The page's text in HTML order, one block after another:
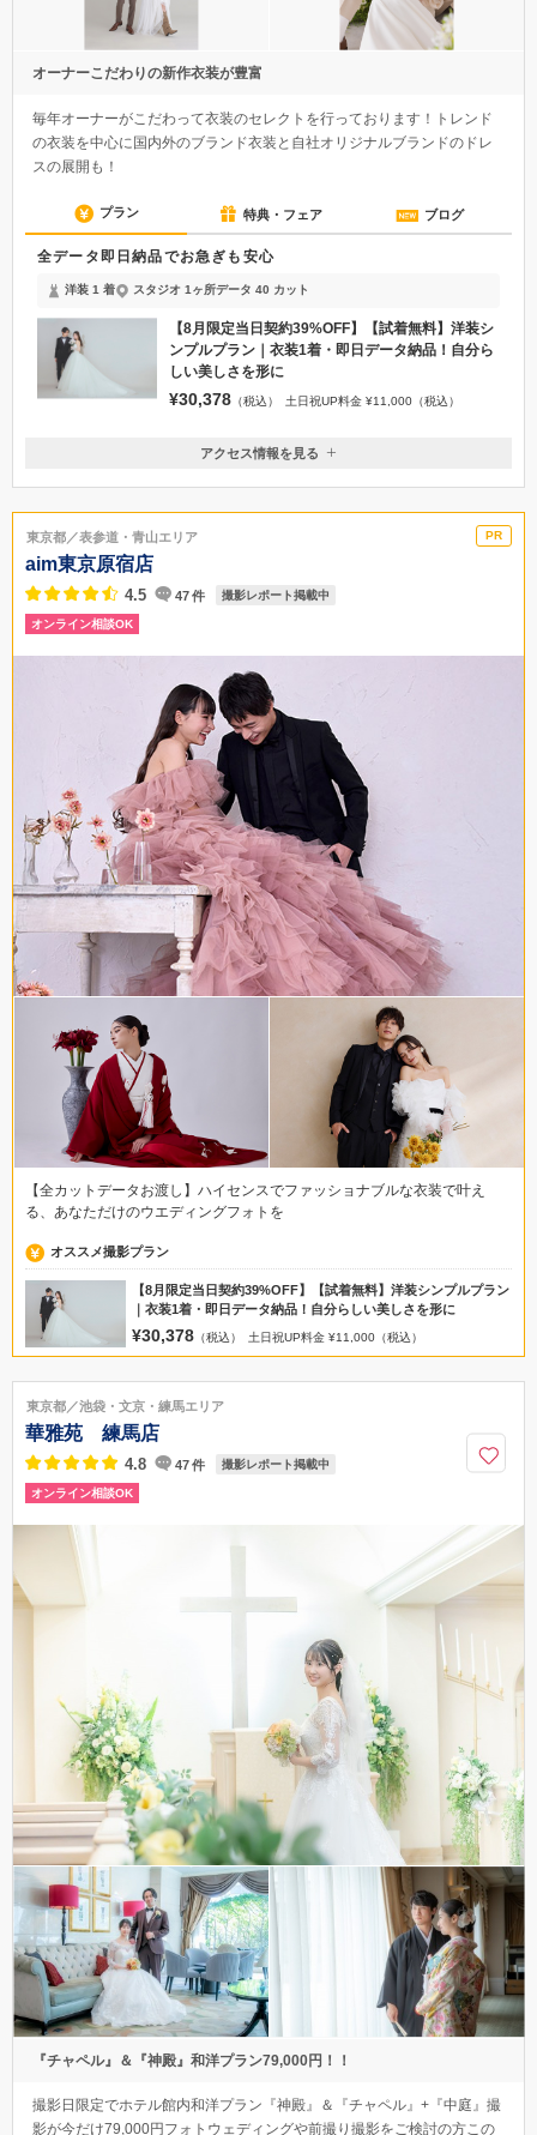
オーナーこだわりの新作衣装が豊富
毎年オーナーがこだわって衣装のセレクトを行っております！トレンド
の衣装を中心に国内外のブランド衣装と自社オリジナルブランドのドレ
スの展開も！
プラン 特典・フェア ブログ
全データ即日納品でお急ぎも安心
洋装 1 着 スタジオ 1ヶ所データ 40 カット
【8月限定当日契約39%OFF】【試着無料】洋装シ
ンプルプラン｜衣装1着・即日データ納品！自分ら
しい美しさを形に
¥30,378 （税込） 土日祝UP料金 ¥11,000（税込）
東京都渋谷区神宮前4-32-12 ニューウェーブ原宿7F
明治神宮前駅5番出口より徒歩2分 / 原宿駅 表参道口・竹下口より徒
歩5分
03-3497-0303
アクセス情報を見る
東京都／表参道・青山エリア
aim東京原宿店
4.5 47件 撮影レポート掲載中
オンライン相談OK
【全カットデータお渡し】ハイセンスでファッショナブルな衣装で叶え
る、あなただけのウエディングフォトを
オススメ撮影プラン
【8月限定当日契約39%OFF】【試着無料】洋装シンプルプラン
｜衣装1着・即日データ納品！自分らしい美しさを形に
¥30,378 （税込） 土日祝UP料金 ¥11,000（税込）
東京都／池袋・文京・練馬エリア
華雅苑 練馬店
4.8 47件 撮影レポート掲載中
オンライン相談OK
『チャペル』＆『神殿』和洋プラン79,000円！！
撮影日限定でホテル館内和洋プラン『神殿』＆『チャペル』+『中庭』撮
影が今だけ79,000円フォトウェディングや前撮り撮影をご検討の方この